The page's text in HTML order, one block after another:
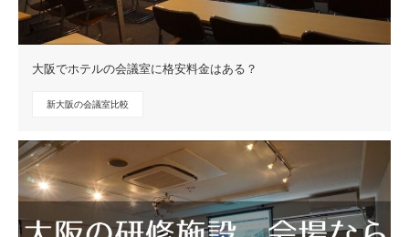
大阪でホテルの会議室に格安料金はある？
新大阪の会議室比較